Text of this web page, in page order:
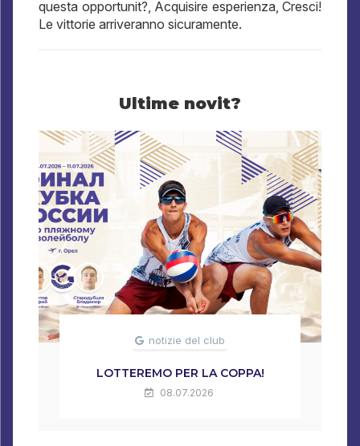
questa opportunit?, Acquisire esperienza, Cresci!
Le vittorie arriveranno sicuramente.
Ultime novit?
notizie del club
LOTTEREMO PER LA COPPA!
08.07.2026